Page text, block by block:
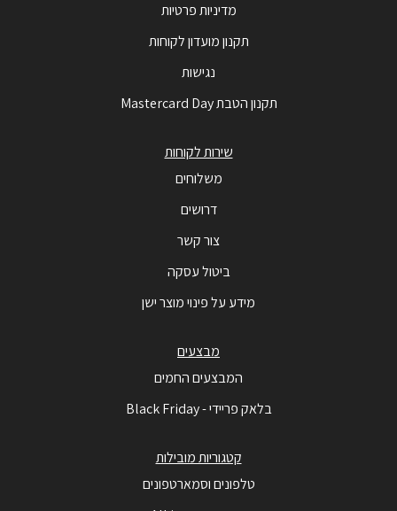
מדיניות פרטיות
תקנון מועדון לקוחות
נגישות
תקנון הטבת Mastercard Day
שירות לקוחות
משלוחים
דרושים
צור קשר
ביטול עסקה
מידע על פינוי מוצר ישן
מבצעים
המבצעים החמים
בלאק פריידי - Black Friday
קטגוריות מובילות
טלפונים וסמארטפונים